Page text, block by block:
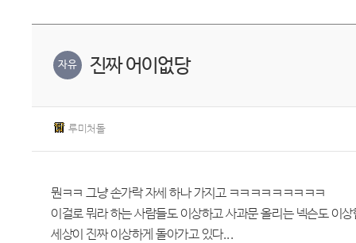
자유 진짜 어이없당
루미처돌
뭔ㅋㅋ 그냥 손가락 자세 하나 가지고 ㅋㅋㅋㅋㅋㅋㅋㅋㅋ
이걸로 뭐라 하는 사람들도 이상하고 사과문 올리는 넥슨도 이
세상이 진짜 이상하게 돌아가고 있다...